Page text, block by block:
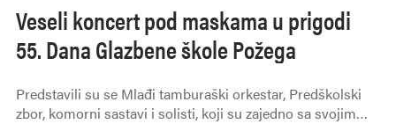
Veseli koncert pod maskama u prigodi
55. Dana Glazbene škole Požega
Predstavili su se Mlađi tamburaški orkestar, Predškolski
zbor, komorni sastavi i solisti, koji su zajedno sa svojim